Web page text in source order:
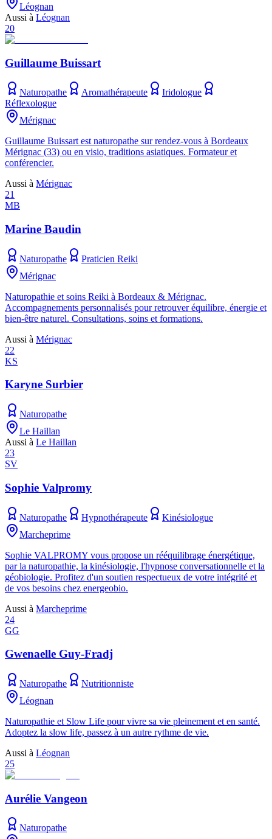
Léognan
Aussi à Léognan
20
Guillaume Buissart
Naturopathe Aromathérapeute
Iridologue
Réflexologue
Mérignac
Guillaume Buissart est naturopathe sur rendez-vous à Bordeaux
Mérignac (33) ou en visio, traditions asiatiques. Formateur et
conférencier.
Aussi à Mérignac
21
MB
Marine Baudin
Naturopathe
Praticien Reiki
Mérignac
Naturopathie et soins Reiki à Bordeaux & Mérignac.
Accompagnements personnalisés pour retrouver équilibre, énergie et
bien-être naturel. Consultations, soins et formations.
Aussi à Mérignac
22
KS
Karyne Surbier
Naturopathe
Le Haillan
Aussi à Le Haillan
23
SV
Sophie Valpromy
Naturopathe Hypnothérapeute
Kinésiologue
Marcheprime
Sophie VALPROMY vous propose un rééquilibrage énergétique,
par la naturopathie, la kinésiologie, l'hypnose conversationnelle et la
géobiologie. Profitez d'un soutien respectueux de votre intégrité et
de vos besoins chez energeobio.
Aussi à Marcheprime
24
GG
Gwenaelle Guy-Fradj
Naturopathe
Nutritionniste
Léognan
Naturopathie et Slow Life pour vivre sa vie pleinement et en santé.
Adoptez la slow life, passez à un autre rythme de vie.
Aussi à Léognan
25
Aurélie Vangeon
Naturopathe